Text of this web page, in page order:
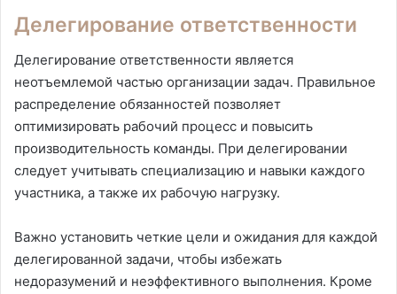
Делегирование ответственности
Делегирование ответственности является
неотъемлемой частью организации задач. Правильное
распределение обязанностей позволяет
оптимизировать рабочий процесс и повысить
производительность команды. При делегировании
следует учитывать специализацию и навыки каждого
участника, а также их рабочую нагрузку.
Важно установить четкие цели и ожидания для каждой
делегированной задачи, чтобы избежать
недоразумений и неэффективного выполнения. Кроме